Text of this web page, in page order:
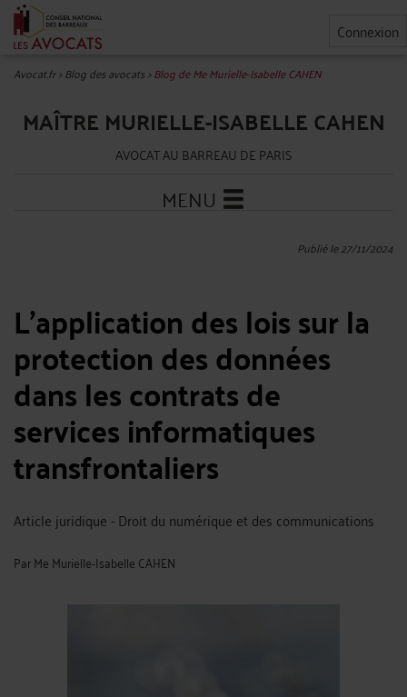
Connexion
Avocat.fr>Blog des avocats>Blog de Me Murielle-Isabelle CAHEN
MAÎTRE MURIELLE-ISABELLE CAHEN
AVOCAT AU BARREAU DE PARIS
MENU
Publié le 27/11/2024
L'application des lois sur la
protection des données
dans les contrats de
services informatiques
transfrontaliers
Article juridique - Droit du numérique et des communications
ParMe Murielle-Isabelle CAHEN